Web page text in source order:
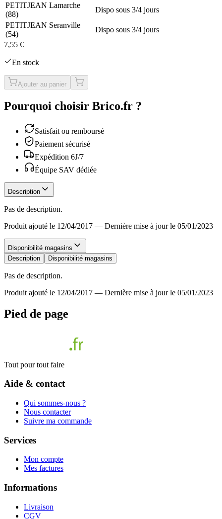
PETITJEAN Lamarche
(88)
Dispo sous 3/4 jours
PETITJEAN Seranville
(54)
Dispo sous 3/4 jours
7,55 €
En stock
Ajouter au panier
Pourquoi choisir Brico.fr ?
Satisfait ou remboursé
Paiement sécurisé
Expédition 6J/7
Équipe SAV dédiée
Description
Pas de description.
Produit ajouté le 12/04/2017 — Dernière mise à jour le 05/01/2023
Disponibilité magasins
Description
Disponibilité magasins
Pas de description.
Produit ajouté le 12/04/2017 — Dernière mise à jour le 05/01/2023
Pied de page
Tout pour tout faire
Aide & contact
Qui sommes-nous ?
Nous contacter
Suivre ma commande
Services
Mon compte
Mes factures
Informations
Livraison
CGV